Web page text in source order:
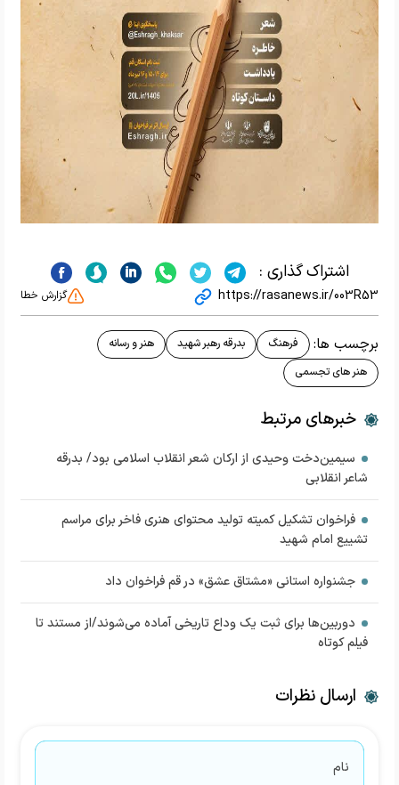
اشتراک گذاری :
https://rasanews.ir/003R53 گزارش خطا
برچسب ها: فرهنگ بدرقه رهبر شهید
هنر و رسانه
هنر های تجسمی
خبرهای مرتبط
سیمین‌دخت وحیدی از ارکان شعر انقلاب اسلامی بود/ بدرقه
شاعر انقلابی
فراخوان تشکیل کمیته تولید محتوای هنری فاخر برای مراسم
تشییع امام شهید
جشنواره استانی «مشتاق عشق» در قم فراخوان داد
دوربین‌ها برای ثبت یک وداع تاریخی آماده می‌شوند/از مستند تا
فیلم کوتاه
ارسال نظرات